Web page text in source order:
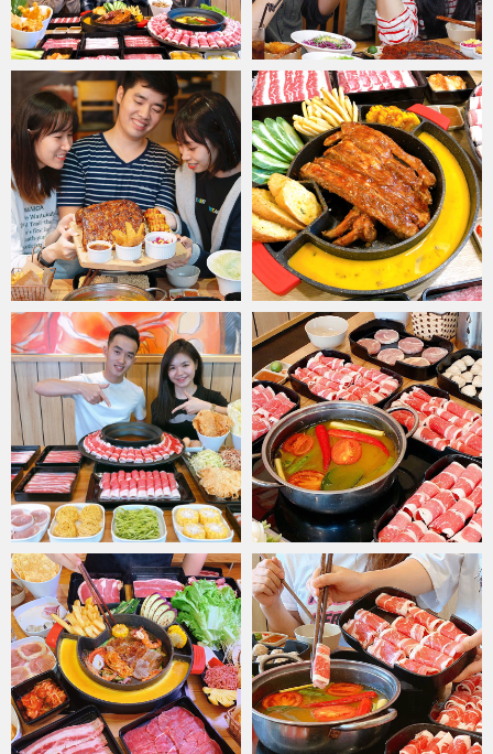
TạiFood House, thực khách sẽ bắt gặp những nét bình dân quen
thuộc đã gắn bó bao đời trong văn hóa ẩm thực châu Á kết hợp
hoàn hảo với phong cách take-away năng động, hứa hẹn một sự
thay thế thông minh cho các loại thức ăn nhưng vẫn giữ nguyên nét
đẹp của văn hóa ẩm thực hè phố.
Với các món ăn đa dạng và phong phú được nghiên cứu dựa trên
các món truyền thống, được chế biến cầu kỳ, công phu, được trình
bày khéo léo và đẹp mắt, khiến thực khách cảm thấy thích thú vô
cùng. Bên cạnh đó, không gian của
Food Houseđược chú trọng
thiết kế trẻ trung, năng động, mang lại cảm giác dễ chịu, thoải mái,
cùng với sự phục vụ nhiệt tình, thân thiện với tất cả các thực khách.
Food Housetự tin sẽ mang lại cho thực khách sự hài lòng tuyệt
đối.
Tất cả các thực phẩm để chế biến món ăn củaFood Housesau
khi trải qua quá trình tẩm ướp và chế biến sẽ được bếp tổng bàn
giao cho bộ phận vận chuyển củaFood Housetiếp nhận và đưa
tới các cửa hàng nhanh chóng theo đúng quy trình, đảm bảo vệ
sinh với một lịch trình được sắp xếp khoa học.